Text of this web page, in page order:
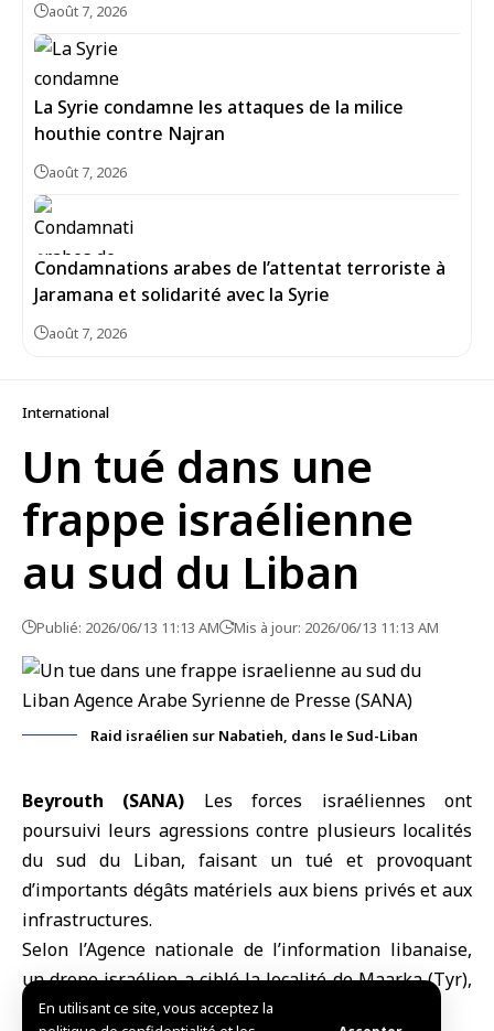
En utilisant ce site, vous acceptez la
août 7, 2026
La Syrie condamne les attaques de la milice
houthie contre Najran
août 7, 2026
Condamnations arabes de l’attentat terroriste à
Jaramana et solidarité avec la Syrie
août 7, 2026
International
Un tué dans une
frappe israélienne
au sud du Liban
Publié: 2026/06/13 11:13 AM Mis à jour: 2026/06/13 11:13 AM
Raid israélien sur Nabatieh, dans le Sud-Liban
Beyrouth (SANA) Les forces israéliennes ont
poursuivi leurs agressions contre plusieurs localités
du sud du Liban, faisant un tué et provoquant
d’importants dégâts matériels aux biens privés et aux
infrastructures.
Selon l’Agence nationale de l’information libanaise,
un drone israélien a ciblé la localité de Maarka (Tyr),
tuant une personne.